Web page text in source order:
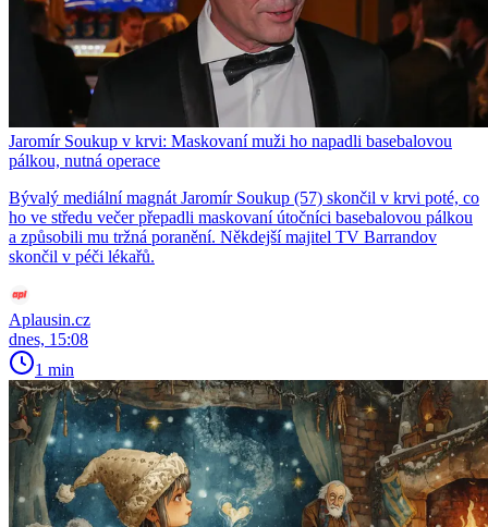
Jaromír Soukup v krvi: Maskovaní muži ho napadli basebalovou
pálkou, nutná operace
Bývalý mediální magnát Jaromír Soukup (57) skončil v krvi poté, co
ho ve středu večer přepadli maskovaní útočníci basebalovou pálkou
a způsobili mu tržná poranění. Někdejší majitel TV Barrandov
skončil v péči lékařů.
Aplausin.cz
dnes, 15:08
1 min